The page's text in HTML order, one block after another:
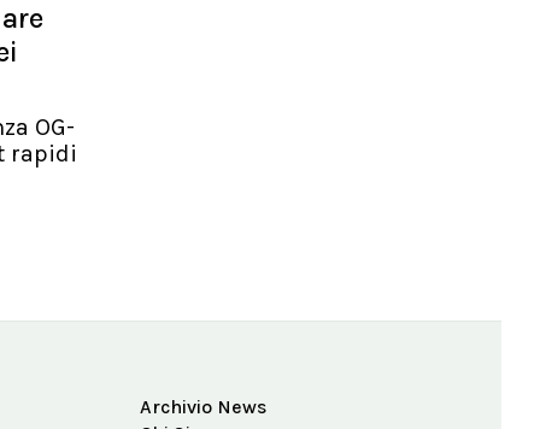
OG-
rapidi
Archivio News